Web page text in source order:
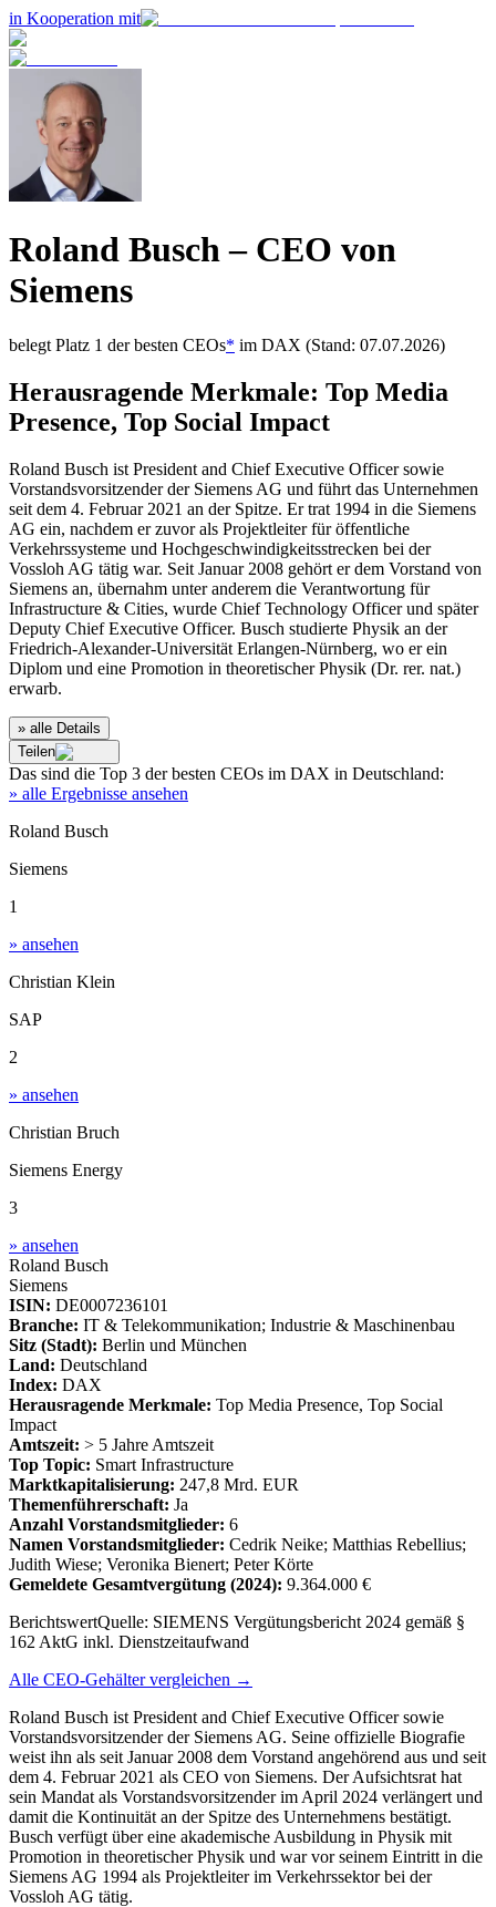
in Kooperation mit
Roland Busch– CEO von
Siemens
belegt Platz 1 der besten CEOs* im DAX (Stand: 07.07.2026)
Herausragende Merkmale: Top Media
Presence, Top Social Impact
Roland Busch ist President and Chief Executive Officer sowie
Vorstandsvorsitzender der Siemens AG und führt das Unternehmen
seit dem 4. Februar 2021 an der Spitze. Er trat 1994 in die Siemens
AG ein, nachdem er zuvor als Projektleiter für öffentliche
Verkehrssysteme und Hochgeschwindigkeitsstrecken bei der
Vossloh AG tätig war. Seit Januar 2008 gehört er dem Vorstand von
Siemens an, übernahm unter anderem die Verantwortung für
Infrastructure & Cities, wurde Chief Technology Officer und später
Deputy Chief Executive Officer. Busch studierte Physik an der
Friedrich-Alexander-Universität Erlangen-Nürnberg, wo er ein
Diplom und eine Promotion in theoretischer Physik (Dr. rer. nat.)
erwarb.
» alle Details
Teilen
Das sind die Top 3 der besten CEOs im DAX in Deutschland:
» alle Ergebnisse ansehen
Roland Busch
Siemens
1
» ansehen
Christian Klein
SAP
2
» ansehen
Christian Bruch
Siemens Energy
3
» ansehen
Roland Busch
Siemens
ISIN: DE0007236101
Branche: IT & Telekommunikation; Industrie & Maschinenbau
Sitz (Stadt): Berlin und München
Land: Deutschland
Index: DAX
Herausragende Merkmale: Top Media Presence, Top Social
Impact
Amtszeit: > 5 Jahre Amtszeit
Top Topic: Smart Infrastructure
Marktkapitalisierung: 247,8 Mrd. EUR
Themenführerschaft: Ja
Anzahl Vorstandsmitglieder: 6
Namen Vorstandsmitglieder: Cedrik Neike; Matthias Rebellius;
Judith Wiese; Veronika Bienert; Peter Körte
Gemeldete Gesamtvergütung (2024): 9.364.000 €
BerichtswertQuelle: SIEMENS Vergütungsbericht 2024 gemäß §
162 AktG inkl. Dienstzeitaufwand
Alle CEO-Gehälter vergleichen →
Roland Busch ist President and Chief Executive Officer sowie
Vorstandsvorsitzender der Siemens AG. Seine offizielle Biografie
weist ihn als seit Januar 2008 dem Vorstand angehörend aus und seit
dem 4. Februar 2021 als CEO von Siemens. Der Aufsichtsrat hat
sein Mandat als Vorstandsvorsitzender im April 2024 verlängert und
damit die Kontinuität an der Spitze des Unternehmens bestätigt.
Busch verfügt über eine akademische Ausbildung in Physik mit
Promotion in theoretischer Physik und war vor seinem Eintritt in die
Siemens AG 1994 als Projektleiter im Verkehrssektor bei der
Vossloh AG tätig.